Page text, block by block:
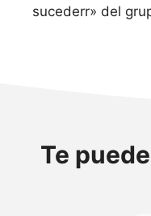
sucederr» del
Te